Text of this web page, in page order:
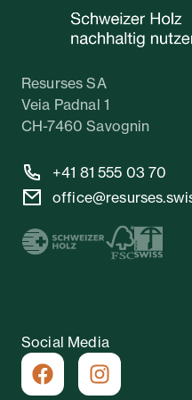
Resurses SA
Veia Padnal 1
CH-7460 Savognin
+41 81 555 03 70
Social Media